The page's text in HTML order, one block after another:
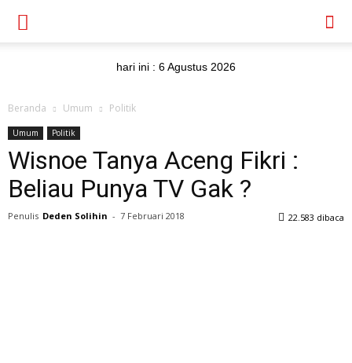
hari ini : 6 Agustus 2026
Beranda Umum Politik
Umum Politik
Wisnoe Tanya Aceng Fikri :
Beliau Punya TV Gak ?
Penulis Deden Solihin - 7 Februari 2018 22.583 dibaca